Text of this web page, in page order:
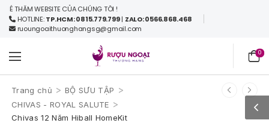
WEBSITE CỦA CHÚNG TÔI !
HOTLINE:TP.HCM: 0815.779.799| ZALO: 0566.868.468
ruoungoaithuonghangsg@gmail.com
0
Trang chủ > BỘ SƯU TẬP >
CHIVAS - ROYAL SALUTE >
Chivas 12 Năm Hiball HomeKit